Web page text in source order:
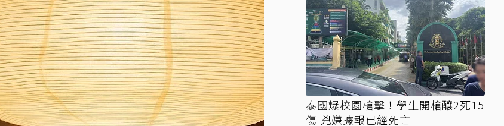
泰國爆校園槍擊！學生開槍釀2死15
傷 兇嫌據報已經死亡